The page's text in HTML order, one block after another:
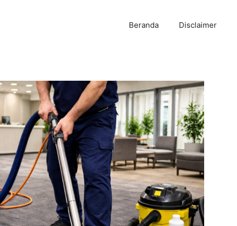
Beranda Disclaimer